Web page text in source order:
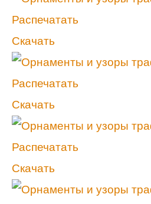
Распечатать
Скачать
Распечатать
Скачать
Распечатать
Скачать